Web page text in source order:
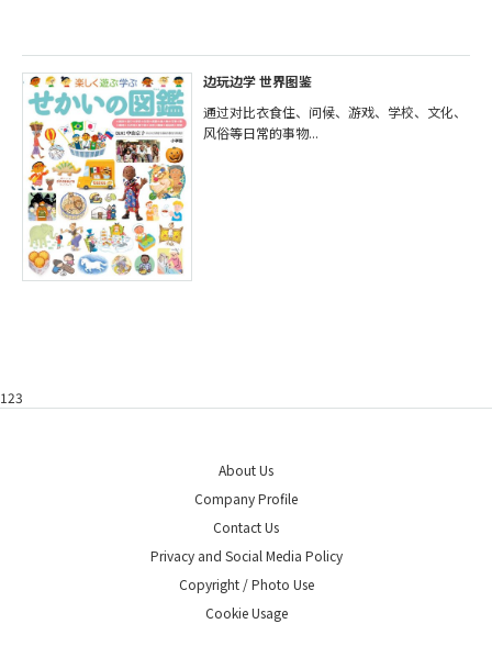
边玩边学 世界图鉴
通过对比衣食住、问候、游戏、学校、文化、
风俗等日常的事物...
123
About Us
Company Profile
Contact Us
Privacy and Social Media Policy
Copyright / Photo Use
Cookie Usage